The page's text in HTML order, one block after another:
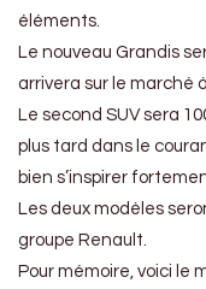
éléments.
Le nouveau Grandis
arrivera sur le marché
Le second SUV sera
plus tard dans le
bien s’inspirer
Les deux modèles
groupe Renault.
Pour mémoire, voici le